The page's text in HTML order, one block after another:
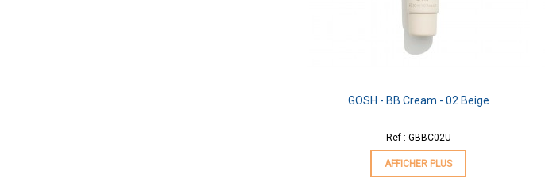
GOSH - BB Cream - 02 Beige
Ref : GBBC02U
AFFICHER PLUS